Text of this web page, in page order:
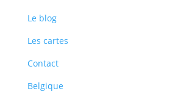
Le blog
Les cartes
Contact
Belgique